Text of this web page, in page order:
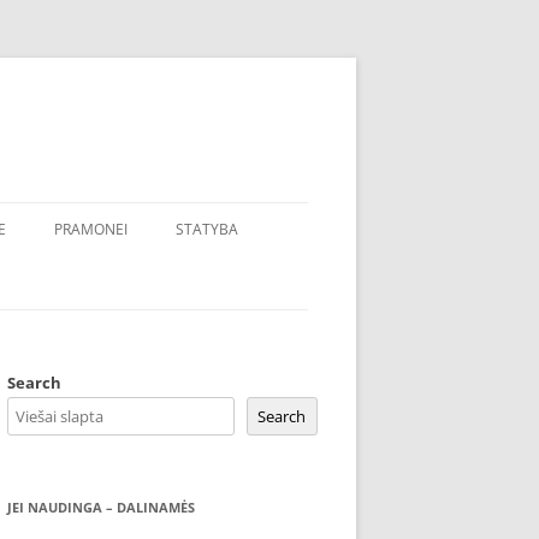
PRAMONEI STATYBA
Search
Search
JEI NAUDINGA – DALINAMĖS